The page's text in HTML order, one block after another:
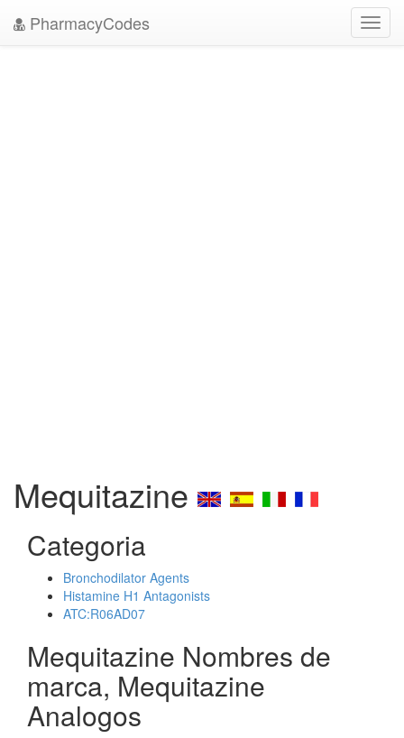
PharmacyCodes
Mequitazine
Categoria
Bronchodilator Agents
Histamine H1 Antagonists
ATC:R06AD07
Mequitazine Nombres de
marca, Mequitazine
Analogos